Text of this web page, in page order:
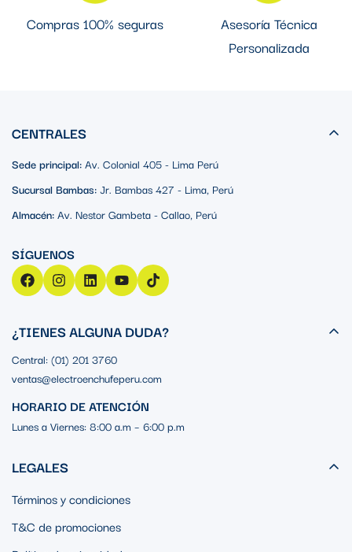
Compras 100% seguras
Asesoría Técnica
Personalizada
CENTRALES
Sede principal:Av. Colonial 405 - Lima Perú
Sucursal Bambas:Jr. Bambas 427 - Lima, Perú
Almacén:Av. Nestor Gambeta - Callao, Perú
¿TIENES ALGUNA DUDA?
Central: (01) 201 3760
ventas@electroenchufeperu.com
HORARIO DE ATENCIÓN
Lunes a Viernes: 8:00 a.m – 6:00 p.m
LEGALES
Términos y condiciones
T&C de promociones